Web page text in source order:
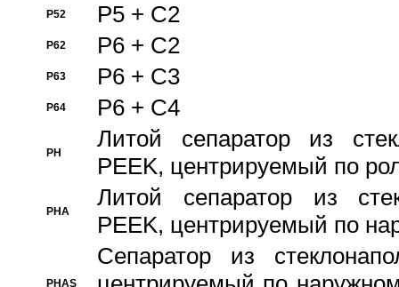
P52 P5 + C2
P62 P6 + C2
P63 P6 + C3
P64 P6 + C4
PH
Литой сепаратор из
PEEK, центрируемый по
PHA
Литой сепаратор из
PEEK, центрируемый по
PHAS
Сепаратор из